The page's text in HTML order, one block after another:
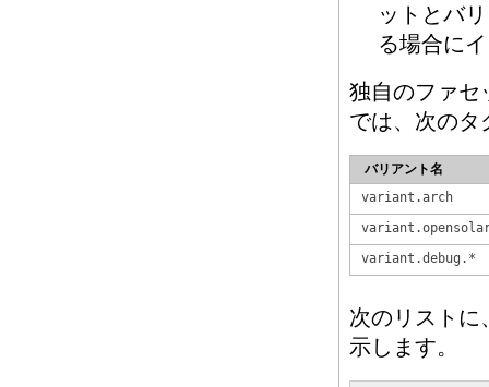
ットとバ
る場合に
独自のファセ
では、次のタ
バリアント名
variant.arch
variant.debug.*
次のリストに
示します。